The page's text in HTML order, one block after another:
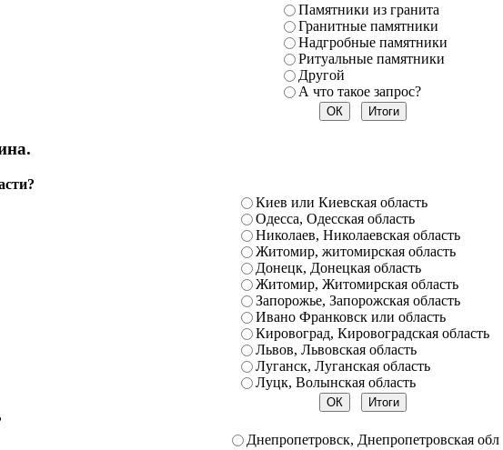
Памятники из гранита
Гранитные памятники
Надгробные памятники
Ритуальные памятники
Другой
А что такое запрос?
Киев или Киевская область
Одесса, Одесская область
Николаев, Николаевская область
Житомир, житомирская область
Донецк, Донецкая область
Житомир, Житомирская область
Запорожье, Запорожская область
Ивано Франковск или область
Кировоград, Кировоградская область
Львов, Львовская область
Луганск, Луганская область
Луцк, Волынская область
Днепропетровск, Днепропетровская обл